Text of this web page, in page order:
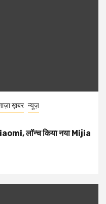
ख़बर न्यूज़
लॉन्च किया नया Mijia